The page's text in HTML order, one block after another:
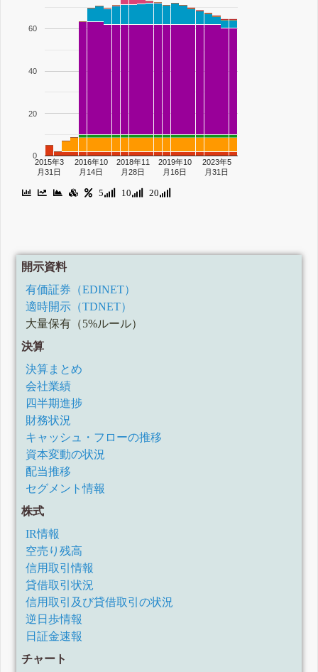
2015年3
月31日
2016年10
月14日
2018年11
月28日
2019年10
月16日
2023年5
月31日
0
20
40
60
5 10 20
開示資料
有価証券（EDINET）
適時開示（TDNET）
大量保有（5%ルール）
決算
決算まとめ
会社業績
四半期進捗
財務状況
キャッシュ・フローの推移
資本変動の状況
配当推移
セグメント情報
株式
IR情報
空売り残高
信用取引情報
貸借取引状況
信用取引及び貸借取引の状況
逆日歩情報
日証金速報
チャート